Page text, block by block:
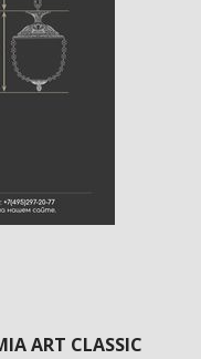
ART CLASSIC